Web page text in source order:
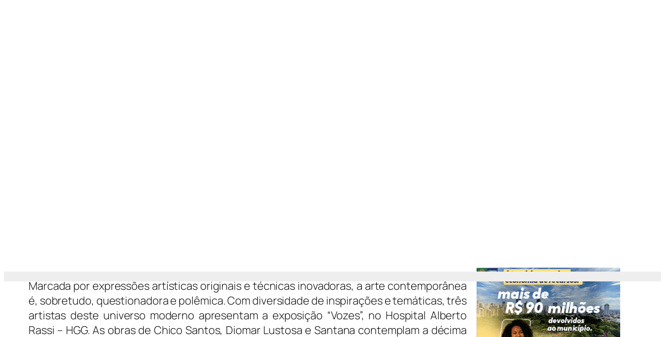
Marcada por expressões artísticas originais e técnicas inovadoras, a arte contemporânea
é, sobretudo, questionadora e polêmica. Com diversidade de inspirações e temáticas, três
artistas deste universo moderno apresentam a exposição “Vozes”, no Hospital Alberto
Rassi – HGG. As obras de Chico Santos, Diomar Lustosa e Santana contemplam a décima